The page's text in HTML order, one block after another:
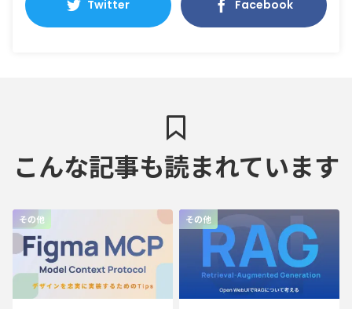
Twitter Facebook
こんな記事も読まれています
その他 その他